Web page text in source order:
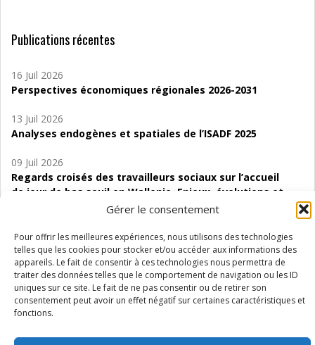
Gérer le consentement
Pour offrir les meilleures expériences, nous utilisons des technologies
telles que les cookies pour stocker et/ou accéder aux informations des
appareils. Le fait de consentir à ces technologies nous permettra de
traiter des données telles que le comportement de navigation ou les ID
uniques sur ce site. Le fait de ne pas consentir ou de retirer son
consentement peut avoir un effet négatif sur certaines caractéristiques et
fonctions.
Publications récentes
16 Juil 2026
Perspectives économiques régionales 2026-2031
13 Juil 2026
Analyses endogènes et spatiales de l’ISADF 2025
09 Juil 2026
Regards croisés des travailleurs sociaux sur l’accueil
de jour de bas seuil en Wallonie. Enjeux, évolutions et
06 Juil 2026
Étude d’évaluabilité des Structures
d’accompagnement à l’autocréation d’emploi (SAACE)
01 Juil 2026
Pénurie du personnel infirmier :quels indicateurs
Wallonie ?